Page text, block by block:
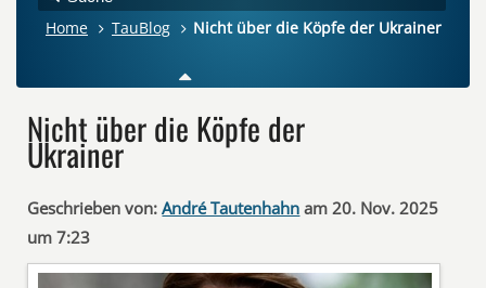
Home TauBlog Nicht über die Köpfe der Ukrainer
Nicht über die Köpfe der
Ukrainer
Geschrieben von: André Tautenhahn am 20. Nov. 2025
um 7:23